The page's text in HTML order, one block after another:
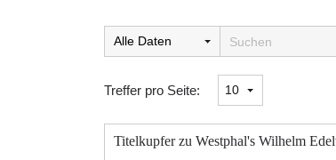
Suchtreffer:
Treffer pro Seite:
Titelkupfer zu Westphal's Wilhelm